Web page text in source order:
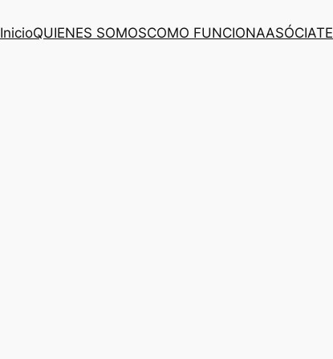
InicioQUIENES SOMOSCOMO FUNCIONAASÓCIATE